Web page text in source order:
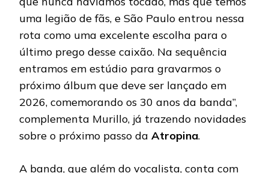
uma legião de fãs, e São Paulo entrou nessa
rota como uma excelente escolha para o
último prego desse caixão. Na sequência
entramos em estúdio para gravarmos o
próximo álbum que deve ser lançado em
2026, comemorando os 30 anos da banda”,
complementa Murillo, já trazendo novidades
sobre o próximo passo da Atropina.
A banda, que além do vocalista, conta com